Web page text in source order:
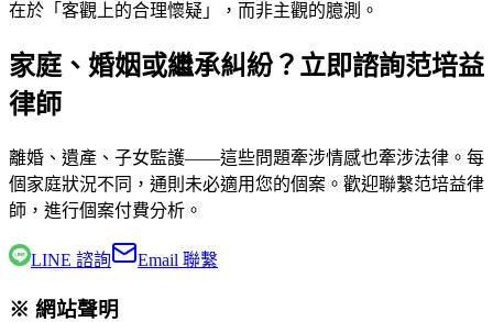
在於「客觀上的合理懷疑」，而非主觀的臆測。
家庭、婚姻或繼承糾紛？立即諮詢范培益
律師
離婚、遺產、子女監護——這些問題牽涉情感也牽涉法律。每
個家庭狀況不同，通則未必適用您的個案。歡迎聯繫范培益律
師 ，進行個案付費分析。
LINE 諮詢 Email 聯繫
※ 網站聲明